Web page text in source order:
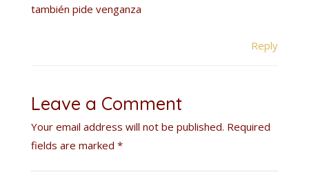
también pide venganza
Reply
Leave a Comment
Your email address will not be published. Required
fields are marked *